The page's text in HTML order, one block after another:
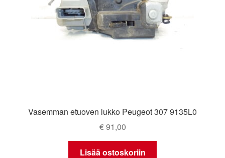
Vasemman etuoven lukko Peugeot 307 9135L0
€91,00
Lisää ostoskoriin